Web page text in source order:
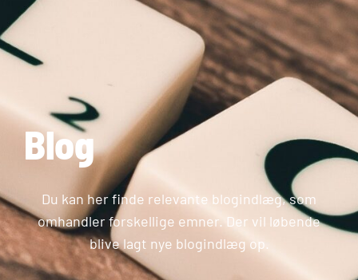
Blog
Du kan her finde relevante blogindlæg, som
omhandler forskellige emner. Der vil løbende
blive lagt nye blogindlæg op.